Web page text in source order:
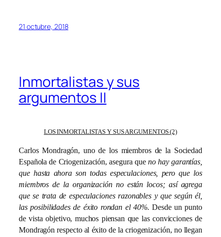
21 octubre, 2018
Inmortalistas y sus
argumentos II
LOS INMORTALISTAS Y SUS ARGUMENTOS (2)
Carlos Mondragón, uno de los miembros de la Sociedad
Española de Criogenización, asegura que no hay garantías,
que hasta ahora son todas especulaciones, pero que los
miembros de la organización no están locos; así agrega
que se trata de especulaciones razonables y que según él,
las posibilidades de éxito rondan el 40%. Desde un punto
de vista objetivo, muchos piensan que las convicciones de
Mondragón respecto al éxito de la criogenización, no llegan